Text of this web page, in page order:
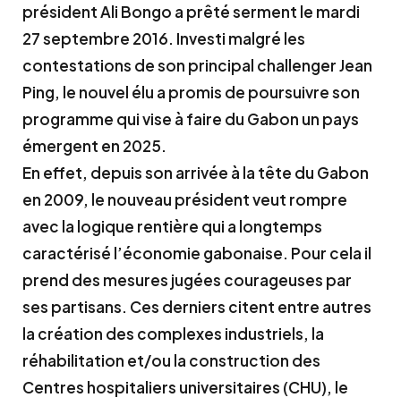
président Ali Bongo a prêté serment le mardi
27 septembre 2016. Investi malgré les
contestations de son principal challenger Jean
Ping, le nouvel élu a promis de poursuivre son
programme qui vise à faire du Gabon un pays
émergent en 2025.
En effet, depuis son arrivée à la tête du Gabon
en 2009, le nouveau président veut rompre
avec la logique rentière qui a longtemps
caractérisé l’économie gabonaise. Pour cela il
prend des mesures jugées courageuses par
ses partisans. Ces derniers citent entre autres
la création des complexes industriels, la
réhabilitation et/ou la construction des
Centres hospitaliers universitaires (CHU), le